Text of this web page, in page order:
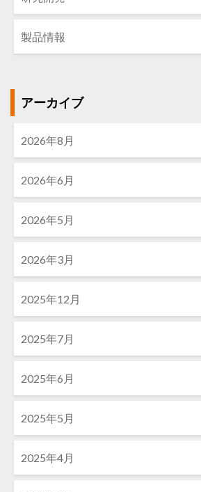
製品情報
アーカイブ
2026年8月
2026年6月
2026年5月
2026年3月
2025年12月
2025年7月
2025年6月
2025年5月
2025年4月